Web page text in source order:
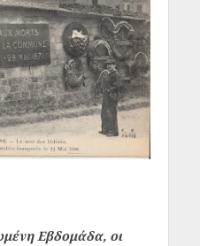
Εβδομάδα, οι